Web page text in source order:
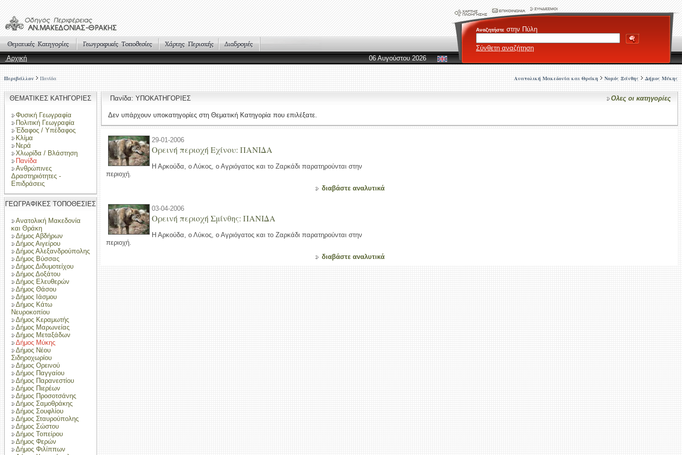
Αναζητήστε στην Πύλη
Σύνθετη αναζήτηση
Αρχική
06 Αυγούστου 2026
Περιβάλλον Πανίδα Ανατολική Μακεδονία και Θράκη Νομός Ξάνθης Δήμος Μύκης
ΘΕΜΑΤΙΚΕΣ ΚΑΤΗΓΟΡΙΕΣ
Φυσική Γεωγραφία
Πολιτική Γεωγραφία
Έδαφος / Υπέδαφος
Κλίμα
Νερά
Χλωρίδα / Βλάστηση
Πανίδα
Ανθρώπινες
Δραστηριότητες -
Επιδράσεις
ΓΕΩΓΡΑΦΙΚΕΣ ΤΟΠΟΘΕΣΙΕΣ
Ανατολική Μακεδονία
και Θράκη
Δήμος Αβδήρων
Δήμος Αιγείρου
Δήμος Αλεξανδρούπολης
Δήμος Βύσσας
Δήμος Διδυμοτείχου
Δήμος Δοξάτου
Δήμος Ελευθερών
Δήμος Θάσου
Δήμος Ιάσμου
Δήμος Κάτω
Νευροκοπίου
Δήμος Κεραμωτής
Δήμος Μαρωνείας
Δήμος Μεταξάδων
Δήμος Μύκης
Δήμος Νέου
Σιδηροχωρίου
Δήμος Ορεινού
Δήμος Παγγαίου
Δήμος Παρανεστίου
Δήμος Πιερέων
Δήμος Προσοτσάνης
Δήμος Σαμοθράκης
Δήμος Σουφλίου
Δήμος Σταυρούπολης
Δήμος Σώστου
Δήμος Τοπείρου
Δήμος Φερών
Δήμος Φιλίππων
Πανίδα: ΥΠΟΚΑΤΗΓΟΡΙΕΣ Ολες οι κατηγορίες
Δεν υπάρχουν υποκατηγορίες στη Θεματική Κατηγορία που επιλέξατε.
29-01-2006
Ορεινή περιοχή Εχίνου: ΠΑΝΙΔΑ
Η Αρκούδα, ο Λύκος, ο Αγριόγατος και το Ζαρκάδι παρατηρούνται στην
περιοχή.
διαβάστε αναλυτικά
03-04-2006
Ορεινή περιοχή Σμίνθης: ΠΑΝΙΔΑ
Η Αρκούδα, ο Λύκος, ο Αγριόγατος και το Ζαρκάδι παρατηρούνται στην
περιοχή.
διαβάστε αναλυτικά